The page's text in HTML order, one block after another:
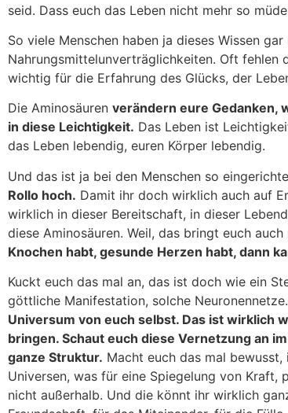
seid. Dass euch das Leben nicht mehr so
So viele Menschen haben ja dieses Wissen
Nahrungsmittelunverträglichkeiten. Oft fehlen
wichtig für die Erfahrung des Glücks, der
Die Aminosäuren verändern eure Gedanken,
in diese Leichtigkeit. Das Leben ist
das Leben lebendig, euren Körper lebendig.
Und das ist ja bei den Menschen so
Rollo hoch. Damit ihr doch wirklich auch auf
wirklich in dieser Bereitschaft, in dieser
diese Aminosäuren. Weil, das bringt euch
Knochen habt, gesunde Herzen habt, dann
Kuckt euch das mal an, das ist doch wie ein
göttliche Manifestation, solche Neuronennetze.
Universum von euch selbst. Das ist wirklich
bringen. Schaut euch diese Vernetzung an
ganze Struktur. Macht euch das mal
Universen, was für eine Spiegelung von
nicht außerhalb. Und die könnt ihr wirklich